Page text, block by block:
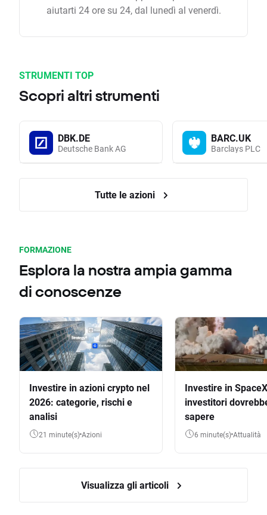
aiutarti 24 ore su 24, dal lunedì al venerdì.
STRUMENTI TOP
Scopri altri strumenti
DBK.DE
Deutsche Bank AG
BARC.UK
Barclays PLC
Tutte le azioni
FORMAZIONE
Esplora la nostra ampia gamma
di conoscenze
Investire in azioni crypto nel
2026: categorie, rischi e
analisi
21 minute(s) Azioni
Investire in
investitori
sapere
6 minute(s) Attualità
Visualizza gli articoli